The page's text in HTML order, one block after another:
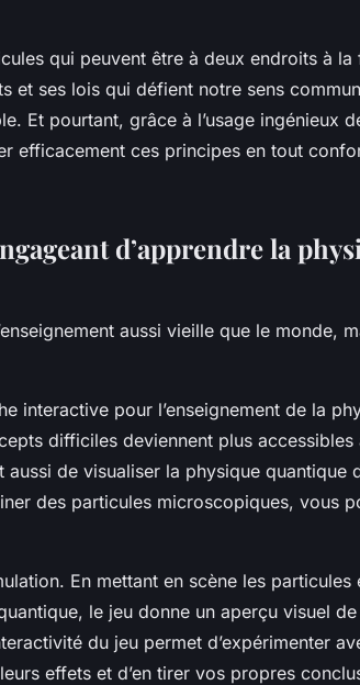
qui peuvent être à deux endroits à la
et ses lois qui défient notre sens
Et pourtant, grâce à l’usage ingénieux
efficacement ces principes en tout
d’apprendre la
aussi vieille que le monde,
interactive pour l’enseignement de la
difficiles deviennent plus accessibles
de visualiser la physique quantique
des particules microscopiques, vous
En mettant en scène les particules
le jeu donne un aperçu visuel
du jeu permet d’expérimenter
effets et d’en tirer vos propres